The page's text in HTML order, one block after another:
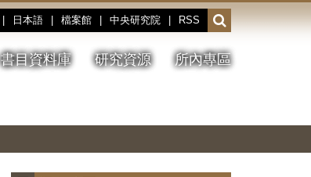
日本語 檔案館 中央研究院 RSS
開
啟
或
收
書目資料庫 研究資源 所內專區
停、
圖
圖
結